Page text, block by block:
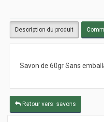
Description du produit
Savon de 60gr Sans
Retour vers: savons